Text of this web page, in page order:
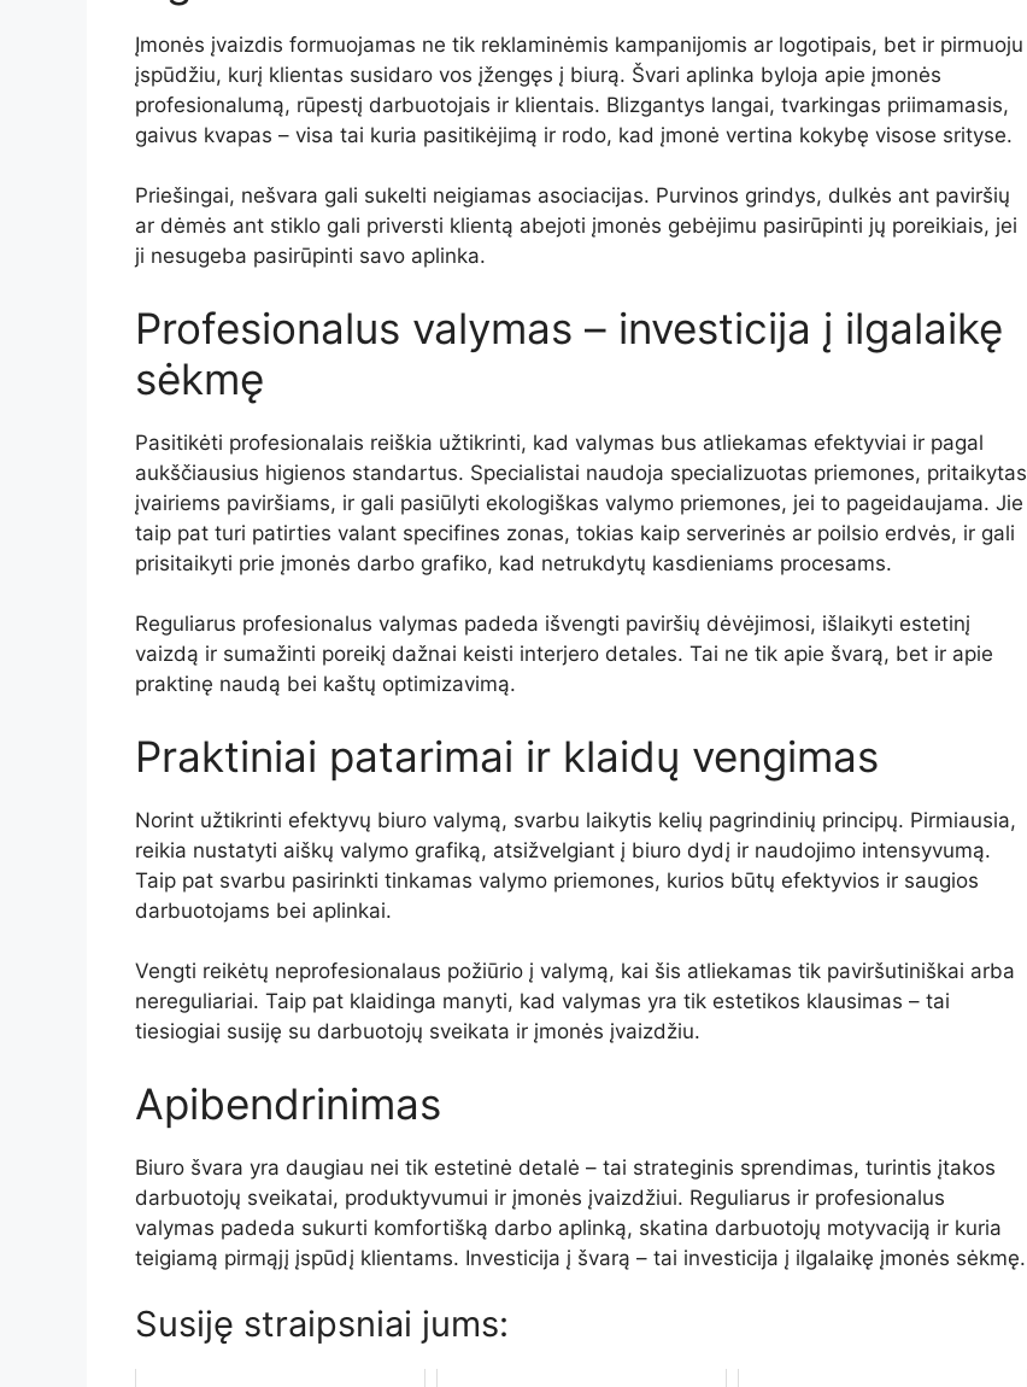
Įmonės įvaizdis formuojamas ne tik reklaminėmis kampanijomis ar logotipais, bet ir pirmuoju
įspūdžiu, kurį klientas susidaro vos įžengęs į biurą. Švari aplinka byloja apie įmonės
profesionalumą, rūpestį darbuotojais ir klientais. Blizgantys langai, tvarkingas priimamasis,
gaivus kvapas – visa tai kuria pasitikėjimą ir rodo, kad įmonė vertina kokybę visose srityse.
Priešingai, nešvara gali sukelti neigiamas asociacijas. Purvinos grindys, dulkės ant paviršių
ar dėmės ant stiklo gali priversti klientą abejoti įmonės gebėjimu pasirūpinti jų poreikiais, jei
ji nesugeba pasirūpinti savo aplinka.
Profesionalus valymas – investicija į ilgalaikę
sėkmę
Pasitikėti profesionalais reiškia užtikrinti, kad valymas bus atliekamas efektyviai ir pagal
aukščiausius higienos standartus. Specialistai naudoja specializuotas priemones, pritaikytas
įvairiems paviršiams, ir gali pasiūlyti ekologiškas valymo priemones, jei to pageidaujama. Jie
taip pat turi patirties valant specifines zonas, tokias kaip serverinės ar poilsio erdvės, ir gali
prisitaikyti prie įmonės darbo grafiko, kad netrukdytų kasdieniams procesams.
Reguliarus profesionalus valymas padeda išvengti paviršių dėvėjimosi, išlaikyti estetinį
vaizdą ir sumažinti poreikį dažnai keisti interjero detales. Tai ne tik apie švarą, bet ir apie
praktinę naudą bei kaštų optimizavimą.
Praktiniai patarimai ir klaidų vengimas
Norint užtikrinti efektyvų biuro valymą, svarbu laikytis kelių pagrindinių principų. Pirmiausia,
reikia nustatyti aiškų valymo grafiką, atsižvelgiant į biuro dydį ir naudojimo intensyvumą.
Taip pat svarbu pasirinkti tinkamas valymo priemones, kurios būtų efektyvios ir saugios
darbuotojams bei aplinkai.
Vengti reikėtų neprofesionalaus požiūrio į valymą, kai šis atliekamas tik paviršutiniškai arba
nereguliariai. Taip pat klaidinga manyti, kad valymas yra tik estetikos klausimas – tai
tiesiogiai susiję su darbuotojų sveikata ir įmonės įvaizdžiu.
Apibendrinimas
Biuro švara yra daugiau nei tik estetinė detalė – tai strateginis sprendimas, turintis įtakos
darbuotojų sveikatai, produktyvumui ir įmonės įvaizdžiui. Reguliarus ir profesionalus
valymas padeda sukurti komfortišką darbo aplinką, skatina darbuotojų motyvaciją ir kuria
teigiamą pirmąjį įspūdį klientams. Investicija į švarą – tai investicija į ilgalaikę įmonės sėkmę.
Susiję straipsniai jums: